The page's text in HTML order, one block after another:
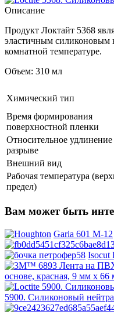
Описание
Продукт Локтайт 5368
эластичным
комнатной температуре.
Объем: 310 мл
Химический тип
Время формирования
поверхностной пленки
Относительное
разрыве
Внешний вид
Рабочая температура
предел)
Вам может быть
Garia 601 M-12
Isocut
основе, красная, 9 мм x 66
5900. Силиконовый